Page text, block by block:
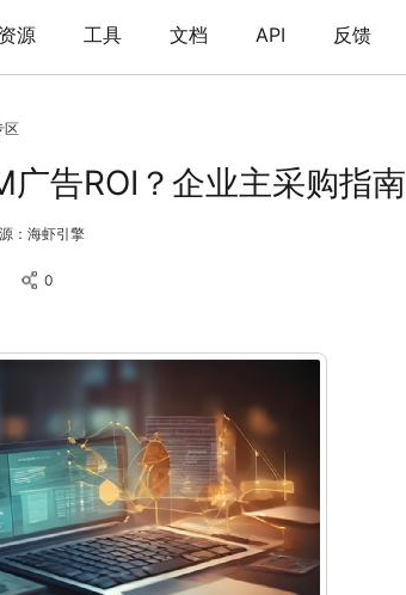
资源 工具 文档 API 反馈
区
广告ROI？企业主采购指南
：海虾引擎
0